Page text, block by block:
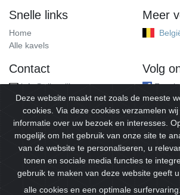
Snelle links
Home
Alle kavels
Meer
Contact
info@alleveilingen.net
Volg
© 2026Alleveilingen.Alle rechten
Deze website maakt net zoals de meeste
cookies. Via deze cookies verzamelen
informatie over uw bezoek en interesses.
mogelijk om het gebruik van onze site te
van de website te personaliseren, u
tonen en sociale media functies te
gebruik te maken van deze website geeft
alle cookies en een optimale surfervaring.